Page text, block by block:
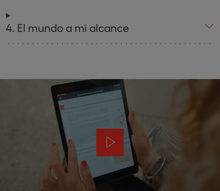
4. El mundo a mi alcance